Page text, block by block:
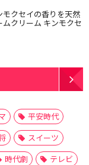
モクセイの香りを天然
クリーム キンモクセ
平安時代
スイーツ
時代劇
テレビ